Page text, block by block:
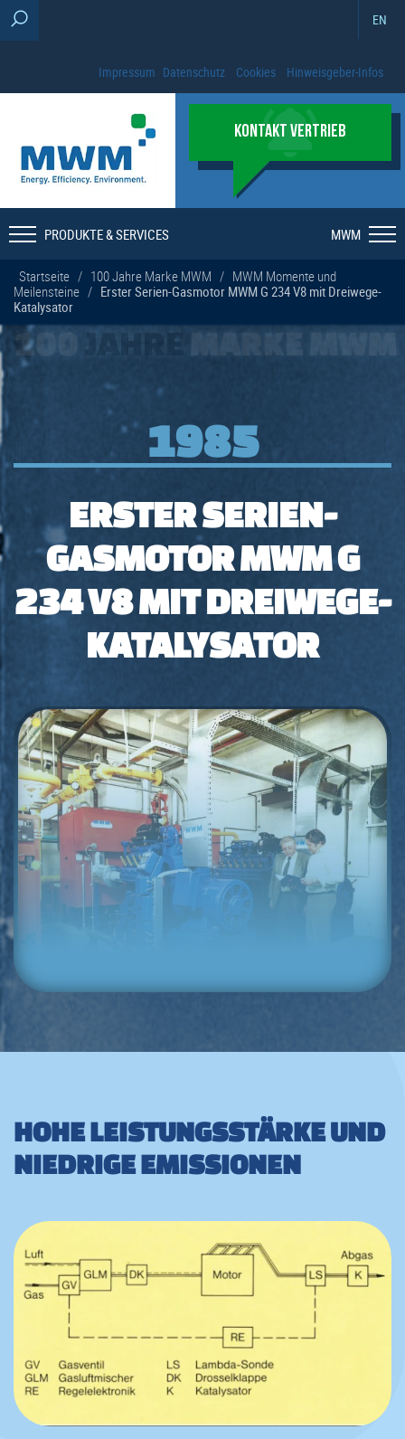
EN
Impressum Datenschutz Cookies Hinweisgeber-Infos
KONTAKT VERTRIEB
PRODUKTE & SERVICES MWM
Startseite / 100 Jahre Marke MWM / MWM Momente und
Meilensteine / Erster Serien-Gasmotor MWM G 234 V8 mit Dreiwege-
Katalysator
100 JAHRE MARKE MWM
1985
ERSTER SERIEN-
GASMOTOR MWM G
234 V8 MIT DREIWEGE-
KATALYSATOR
HOHE LEISTUNGSSTÄRKE UND
NIEDRIGE EMISSIONEN